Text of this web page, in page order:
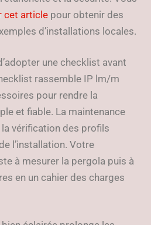
cet article pour obtenir des
d’installations locales.
une checklist avant
rassemble IP lm/m
pour rendre la
et fiable. La maintenance
vérification des profils
l’installation. Votre
à mesurer la pergola puis à
en un cahier des charges